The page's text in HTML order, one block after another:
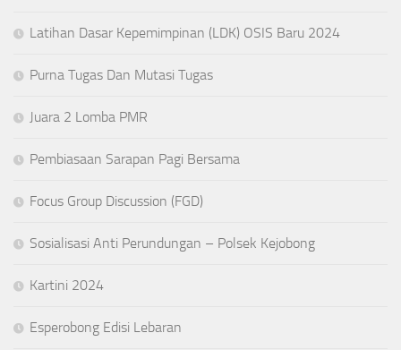
Latihan Dasar Kepemimpinan (LDK) OSIS Baru 2024
Purna Tugas Dan Mutasi Tugas
Juara 2 Lomba PMR
Pembiasaan Sarapan Pagi Bersama
Focus Group Discussion (FGD)
Sosialisasi Anti Perundungan – Polsek Kejobong
Kartini 2024
Esperobong Edisi Lebaran